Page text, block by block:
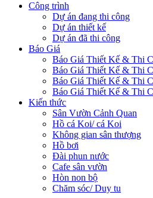
Công trình
Dự án đang thi công
Dự án thiết kế
Dự án đã thi công
Báo Giá
Báo Giá Thiết Kế & Thi
Báo Giá Thiết Kế & Thi
Báo Giá Thiết Kế & Thi
Báo Giá Thiết Kế & Thi
Kiến thức
Sân Vườn Cảnh Quan
Hồ cá Koi/ cá Koi
Không gian sân thượng
Hồ bơi
Đài phun nước
Cafe sân vườn
Hòn non bộ
Chăm sóc/ Duy tu